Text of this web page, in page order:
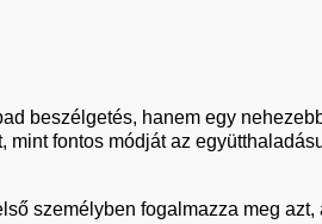
beszélgetés, hanem egy
fontos módját az
személyben fogalmazza meg azt,